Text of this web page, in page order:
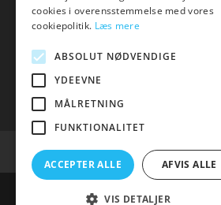
Tlf: 7876 8672
Mail:info@inks.dk
Cookie- og privatlivspolitik
Denne hjemmeside samler et
cookies i overensstemmelse med vores
cookiepolitik. Læs mere
ABSOLUT NØDVENDIGE
YDEEVNE
MÅLRETNING
FUNKTIONALITET
ACCEPTER ALLE AFVIS ALLE
VIS DETALJER